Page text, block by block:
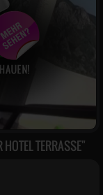
TERRASSE"